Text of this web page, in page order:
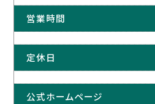
営業時間
定休日
公式ホームページ